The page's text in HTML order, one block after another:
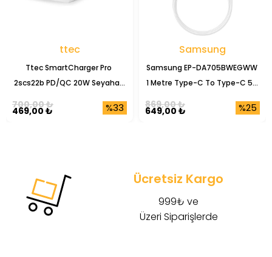
ttec
Ttec SmartCharger Pro
2scs22b PD/QC 20W Seyahat
%33
469,00 ₺
700,00 ₺
Samsung
Samsung EP-DA705BWEGWW
1 Metre Type-C To Type-C 5A
%25
649,00 ₺
869,00 ₺
Ücretsiz Kargo
999₺ ve
Üzeri Siparişlerde